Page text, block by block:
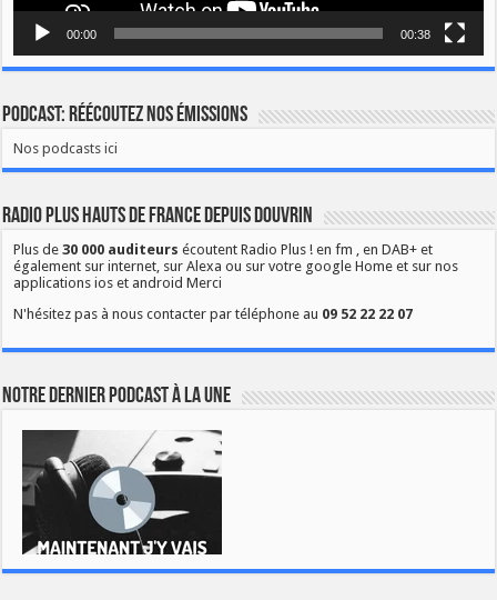
00:00 00:38
Podcast: Réécoutez nos émissions
Nos podcasts ici
Radio Plus Hauts de France depuis Douvrin
Plus de30 000 auditeurs écoutent Radio Plus ! en fm , en DAB+ et
également sur internet, sur Alexa ou sur votre google Home et sur nos
applications ios et android Merci
N'hésitez pas à nous contacter par téléphone au 09 52 22 22 07
Notre dernier podcast à la une